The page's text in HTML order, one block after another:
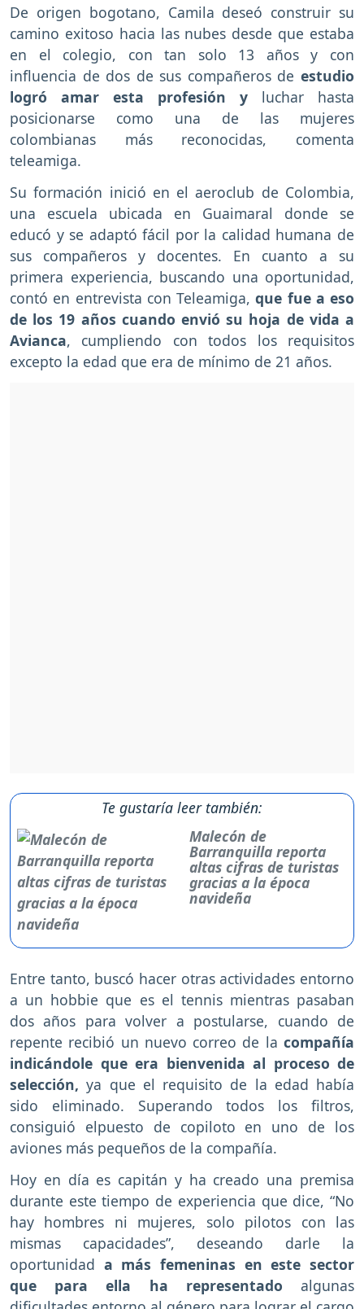
De origen bogotano, Camila deseó construir su
camino exitoso hacia las nubes desde que estaba
en el colegio, con tan solo 13 años y con
influencia de dos de sus compañeros de estudio
logró amar esta profesión y luchar hasta
posicionarse como una de las mujeres
colombianas más reconocidas, comenta
teleamiga.
Su formación inició en el aeroclub de Colombia,
una escuela ubicada en Guaimaral donde se
educó y se adaptó fácil por la calidad humana de
sus compañeros y docentes. En cuanto a su
primera experiencia, buscando una oportunidad,
contó en entrevista con Teleamiga,que fue a eso
de los 19 años cuando envió su hoja de vida a
Avianca, cumpliendo con todos los requisitos
excepto la edad que era de mínimo de 21 años.
Te gustaría leer también:
Malecón de
Barranquilla reporta
altas cifras de turistas
gracias a la época
navideña
Entre tanto, buscó hacer otras actividades entorno
a un hobbie que es el tennis mientras pasaban
dos años para volver a postularse, cuando de
repente recibió un nuevo correo de la compañía
indicándole que era bienvenida al proceso de
selección, ya que el requisito de la edad había
sido eliminado. Superando todos los filtros,
consiguió elpuesto de copiloto en uno de los
aviones más pequeños de la compañía.
Hoy en día es capitán y ha creado una premisa
durante este tiempo de experiencia que dice, “No
hay hombres ni mujeres, solo pilotos con las
mismas capacidades”, deseando darle la
oportunidad a más femeninas en este sector
que para ella ha representado algunas